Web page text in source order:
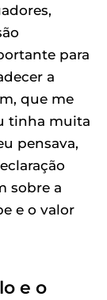
para
a
que me
tinha muita
pensava,
sobre a
e o valor
e o